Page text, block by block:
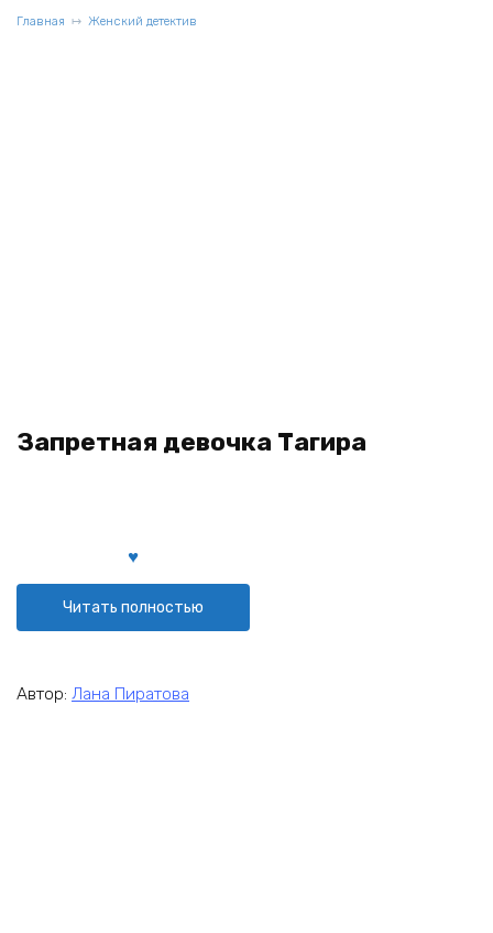
Главная Женский детектив
Запретная девочка Тагира
Читать полностью
Автор: Лана Пиратова